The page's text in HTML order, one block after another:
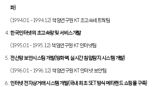
화)
(1994.01. –1994.12) 책임연구원 KT 초고속네트웍팀
한국인터넷의 초고속망 및 서비스개발
(1995.01 - 1995.12) 책임연구원 KT 인터넷팀
전산망 보안시스팀 개발(방화벽, 실시간 침입탐지 시스템 개발)
(1996.01 – 1996.12) 책임연구원 KT 인터넷 보안팀
인터넷 전자상거래 시스템 개발(국내 최초 SET 방식 메타랜드 쇼핑몰 구축)